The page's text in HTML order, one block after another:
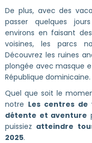
De plus, avec des
passer quelques
environs en faisant
voisines, les parcs
Découvrez les ruines
plongée avec masque
République dominicaine.
Quel que soit le
notre Les centres
détente et aventure
puissiez atteindre
2025.